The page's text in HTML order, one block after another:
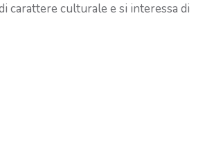
carattere culturale e si interessa di